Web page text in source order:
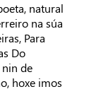
natural
na súa
Para
Do
de
hoxe imos